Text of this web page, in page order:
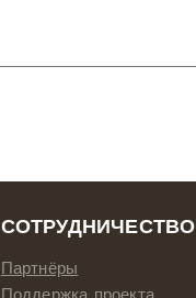
СОТРУДНИЧЕСТВО
Партнёры